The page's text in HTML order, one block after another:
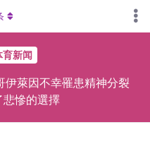
新闻
伊萊因不幸罹患精神分裂
慘的選擇